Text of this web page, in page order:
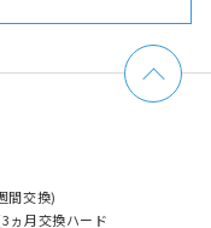
間交換)
ヵ月交換ハード